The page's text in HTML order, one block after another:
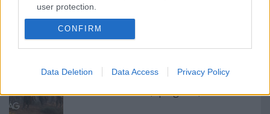
user protection.
CONFIRM
Data Deletion Data Access Privacy Policy
Kistotál: Miért mennek ekkorát a magyar
filmek?
#202 – Odüsszeia, Iphigenia, The Return